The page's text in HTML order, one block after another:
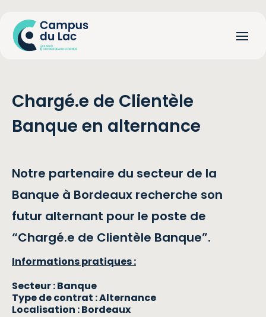
Chargé.e de Clientèle
Banque en alternance
Notre partenaire du secteur de la
Banque à Bordeaux recherche son
futur alternant pour le poste de
“Chargé.e de Clientèle Banque”.
Informations pratiques :
Secteur : Banque
Type de contrat : Alternance
Localisation : Bordeaux